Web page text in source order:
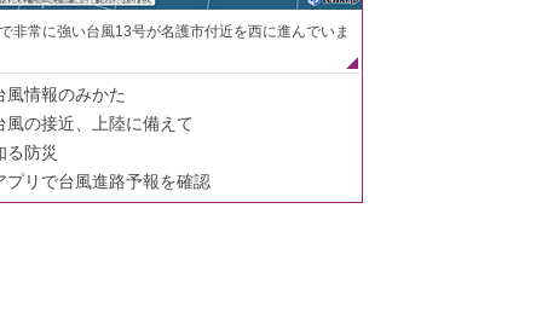
非常に強い台風13号が名護市付近を西に進んでいま
風情報のみかた
風の接近、上陸に備えて
る防災
プリで台風進路予報を確認